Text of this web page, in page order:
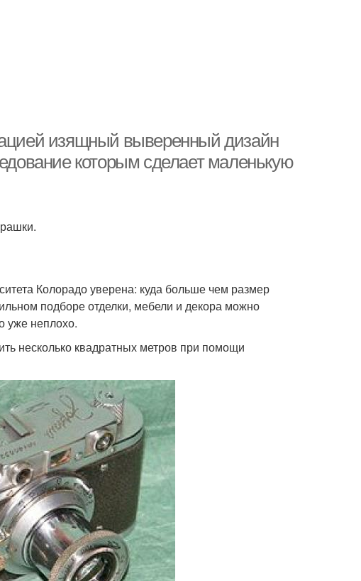
изящный выверенный дизайн
которым сделает маленькую
Колорадо уверена: куда больше чем размер
подборе отделки, мебели и декора можно
уже неплохо.
несколько квадратных метров при помощи